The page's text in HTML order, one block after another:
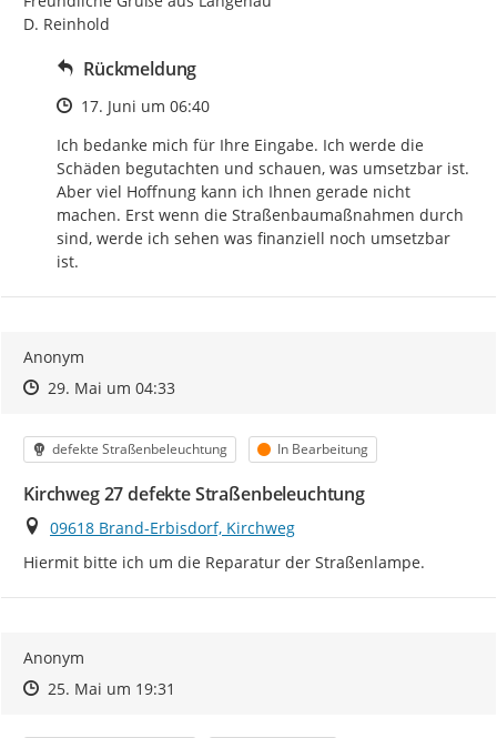
D. Reinhold
Rückmeldung
Zeitpunkt des Erstellens
17. Juni um 06:40
Ich bedanke mich für Ihre Eingabe. Ich werde die
Schäden begutachten und schauen, was umsetzbar ist.
Aber viel Hoffnung kann ich Ihnen gerade nicht
machen. Erst wenn die Straßenbaumaßnahmen durch
sind, werde ich sehen was finanziell noch umsetzbar
ist.
Anonym
Zeitpunkt des Erstellens
Zeitpunkt des Erstellens
29. Mai um 04:33Zur Äußerung
Kategorie
defekte Straßenbeleuchtung Status
In Bearbeitung
Kirchweg 27 defekte Straßenbeleuchtung
Ort
09618 Brand-Erbisdorf, Kirchweg
Hiermit bitte ich um die Reparatur der Straßenlampe.
Anonym
Zeitpunkt des Erstellens
Zeitpunkt des Erstellens
25. Mai um 19:31